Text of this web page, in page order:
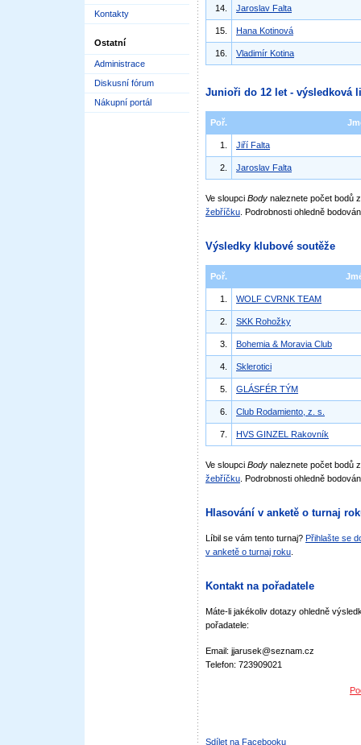
Kontakty
Ostatní
Administrace
Diskusní fórum
Nákupní portál
14. Jaroslav Falta
15. Hana Kotinová
16. Vladimír Kotina
Junioři do 12 let - výsledková
Poř.
1. Jiří Falta
2. Jaroslav Falta
Ve sloupci Body naleznete počet bodů
žebříčku . Podrobnosti ohledně
Výsledky klubové soutěže
Poř.
1. WOLF CVRNK TEAM
2. SKK Rohožky
3. Bohemia & Moravia Club
4. Sklerotici
5. GLÁSFÉR TÝM
6. Club Rodamiento, z. s.
7. HVS GINZEL Rakovník
Ve sloupci Body naleznete počet bodů
žebříčku . Podrobnosti ohledně
Hlasování v anketě o turnaj
Líbil se vám tento turnaj? Přihlašte se
v anketě o turnaj roku
Kontakt na pořadatele
Máte-li jakékoliv dotazy ohledně
pořadatele:
Email: jjarusek@seznam.cz
Telefon: 723909021
Sdílet na Facebooku